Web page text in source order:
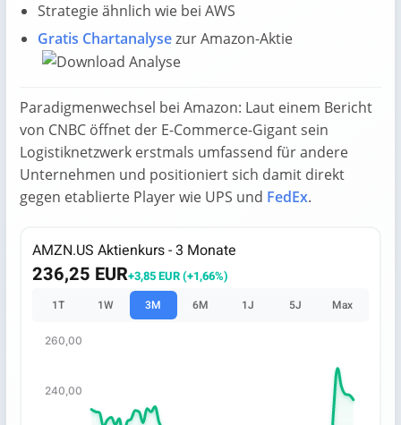
Strategie ähnlich wie bei AWS
Gratis Chartanalysezur Amazon-Aktie
Paradigmenwechsel bei Amazon: Laut einem Bericht
von CNBC öffnet der E-Commerce-Gigant sein
Logistiknetzwerk erstmals umfassend für andere
Unternehmen und positioniert sich damit direkt
gegen etablierte Player wie UPS und FedEx.
AMZN.US Aktienkurs - 3 Monate
236,25 EUR+3,85 EUR (+1,66%)
1T 1W 3M 6M 1J 5J Max
Chart with 67 data points.
The chart has 1 X axis displaying categories.
240,00
260,00